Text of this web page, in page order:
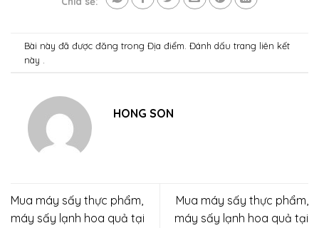
Bài này đã được đăng trongĐịa điểm . Đánh dấu trang liên kết
này .
HONG SON
Mua máy sấy thực phẩm,
máy sấy lạnh hoa quả tại
Mua máy sấy thực phẩm,
máy sấy lạnh hoa quả tại